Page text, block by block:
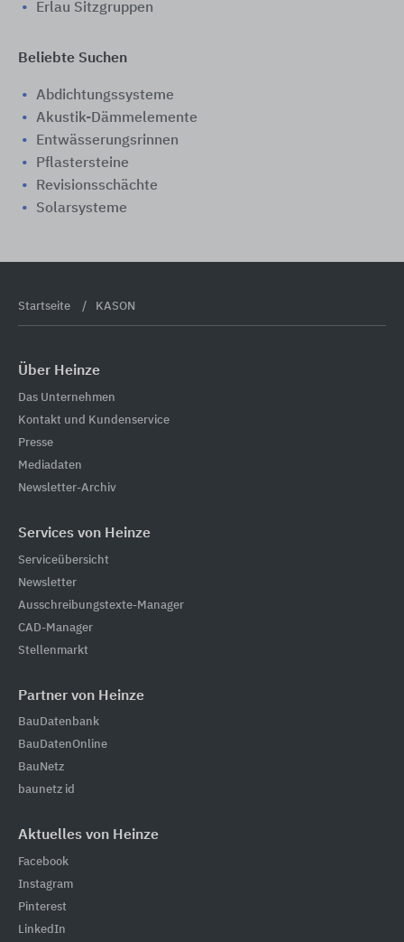
Erlau Sitzgruppen
Beliebte Suchen
Abdichtungssysteme
Akustik-Dämmelemente
Entwässerungsrinnen
Pflastersteine
Revisionsschächte
Solarsysteme
Startseite KASON
Über Heinze
Das Unternehmen
Kontakt und Kundenservice
Presse
Mediadaten
Newsletter-Archiv
Services von Heinze
Serviceübersicht
Newsletter
Ausschreibungstexte-Manager
CAD-Manager
Stellenmarkt
Partner von Heinze
BauDatenbank
BauDatenOnline
BauNetz
baunetz id
Aktuelles von Heinze
Facebook
Instagram
Pinterest
LinkedIn